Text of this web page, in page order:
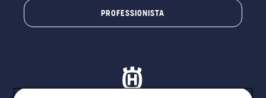
PROFESSIONISTA